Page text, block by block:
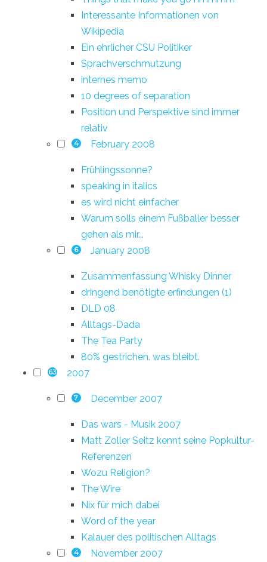
Interessante Informationen von
Wikipedia
Ein ehrlicher CSU Politiker
Sprachverschmutzung
internes memo
10 degrees of separation
Position und Perspektive sind immer
relativ
4 February 2008
Frühlingssonne?
speaking in italics
es wird nicht einfacher
Warum solls einem Fußballer besser
gehen als mir...
6 January 2008
Zusammenfassung Whisky Dinner
dringend benötigte erfindungen (1)
DLD 08
Alltags-Dada
The Tea Party
80% gestrichen. was bleibt.
63 2007
7 December 2007
Das wars - Musik 2007
Matt Zoller Seitz kennt seine Popkultur-
Referenzen
Wozu Religion?
The Wire
Nix für mich dabei
Word of the year
Kalauer des politischen Alltags
4 November 2007